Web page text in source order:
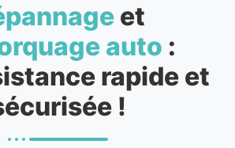
et
auto :
rapide et
!